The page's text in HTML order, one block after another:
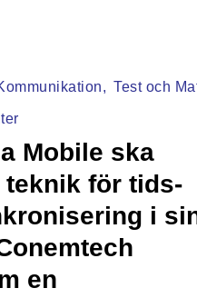
Test och
Mobile ska
för tids-
i
en